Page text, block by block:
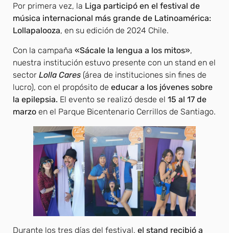
Por primera vez, la Liga participó en el festival de
música internacional más grande de Latinoamérica:
Lollapalooza, en su edición de 2024 Chile.
Con la campaña «Sácale la lengua a los mitos»,
nuestra institución estuvo presente con un stand en el
sector Lolla Cares (área de instituciones sin fines de
lucro), con el propósito de educar a los jóvenes sobre
la epilepsia. El evento se realizó desde el 15 al 17 de
marzo en el Parque Bicentenario Cerrillos de Santiago.
Durante los tres días del festival, el stand recibió a